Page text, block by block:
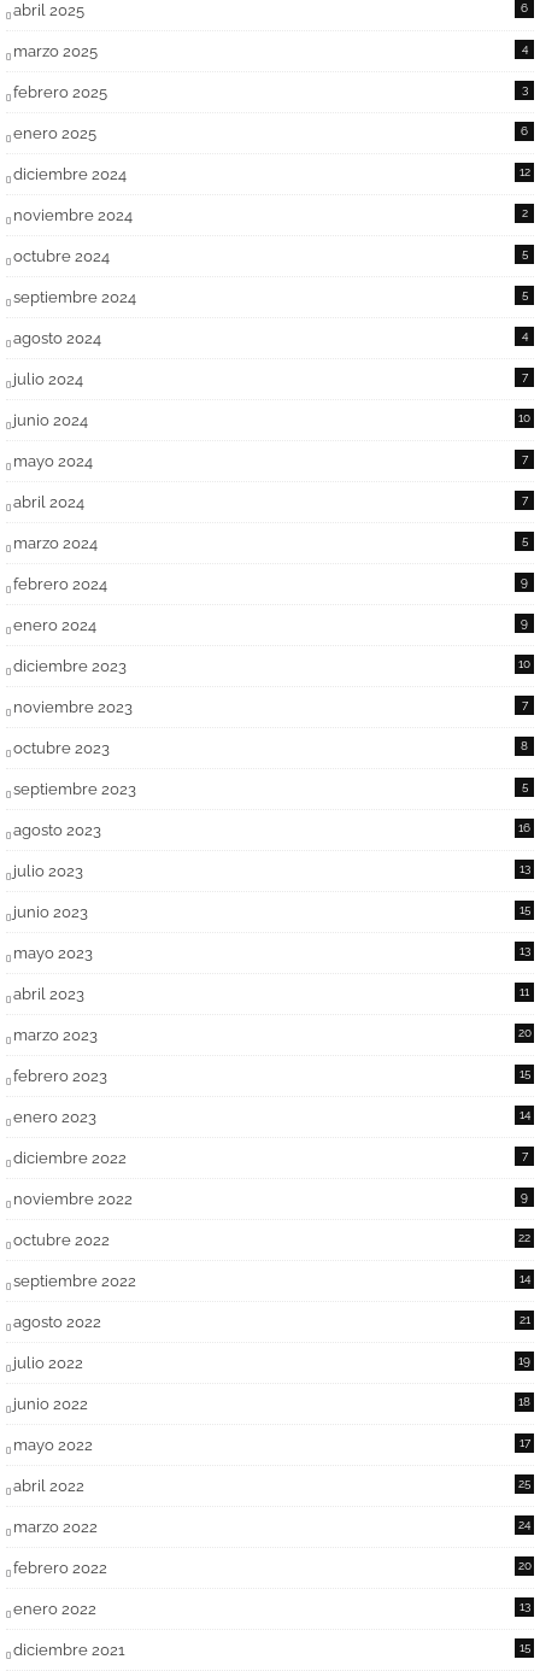
abril 2025 6
marzo 2025 4
febrero 2025 3
enero 2025 6
diciembre 2024 12
noviembre 2024 2
octubre 2024 5
septiembre 2024 5
agosto 2024 4
julio 2024 7
junio 2024 10
mayo 2024 7
abril 2024 7
marzo 2024 5
febrero 2024 9
enero 2024 9
diciembre 2023 10
noviembre 2023 7
octubre 2023 8
septiembre 2023 5
agosto 2023 16
julio 2023 13
junio 2023 15
mayo 2023 13
abril 2023 11
marzo 2023 20
febrero 2023 15
enero 2023 14
diciembre 2022 7
noviembre 2022 9
octubre 2022 22
septiembre 2022 14
agosto 2022 21
julio 2022 19
junio 2022 18
mayo 2022 17
abril 2022 25
marzo 2022 24
febrero 2022 20
enero 2022 13
diciembre 2021 15